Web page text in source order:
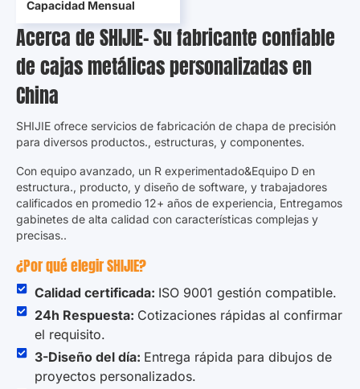
Capacidad Mensual
Acerca de SHIJIE- Su fabricante confiable
de cajas metálicas personalizadas en
China
SHIJIE ofrece servicios de fabricación de chapa de precisión
para diversos productos., estructuras, y componentes.
Con equipo avanzado, un R experimentado&Equipo D en
estructura., producto, y diseño de software, y trabajadores
calificados en promedio 12+ años de experiencia, Entregamos
gabinetes de alta calidad con características complejas y
precisas..
¿Por qué elegir SHIJIE?
Calidad certificada: ISO 9001 gestión compatible.
24h Respuesta: Cotizaciones rápidas al confirmar
el requisito.
3-Diseño del día: Entrega rápida para dibujos de
proyectos personalizados.